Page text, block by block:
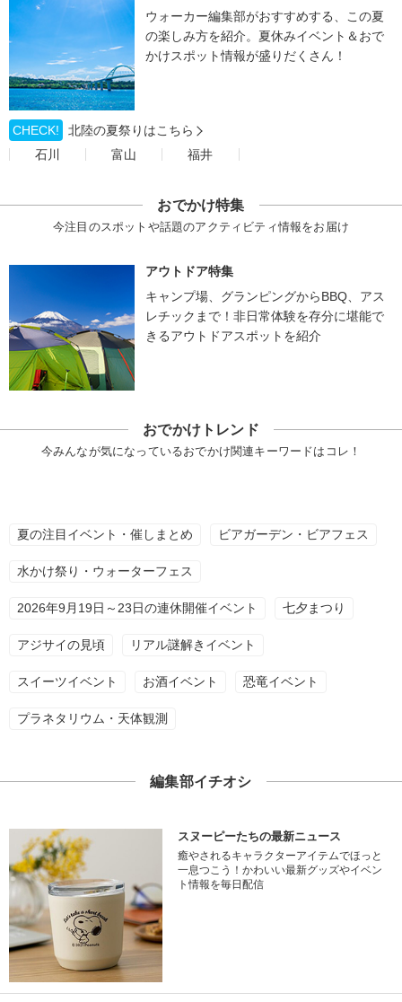
ウォーカー編集部がおすすめする、この夏
の楽しみ方を紹介。夏休みイベント＆おで
かけスポット情報が盛りだくさん！
CHECK!
北陸の夏祭りはこちら
石川
富山 福井
おでかけ特集
今注目のスポットや話題のアクティビティ情報をお届け
アウトドア特集
キャンプ場、グランピングからBBQ、アス
レチックまで！非日常体験を存分に堪能で
きるアウトドアスポットを紹介
おでかけトレンド
今みんなが気になっているおでかけ関連キーワードはコレ！
夏の注目イベント・催しまとめ ビアガーデン・ビアフェス
水かけ祭り・ウォーターフェス
2026年9月19日～23日の連休開催イベント 七夕まつり
アジサイの見頃 リアル謎解きイベント
スイーツイベント お酒イベント 恐竜イベント
プラネタリウム・天体観測
編集部イチオシ
スヌーピーたちの最新ニュース
癒やされるキャラクターアイテムでほっと
一息つこう！かわいい最新グッズやイベン
ト情報を毎日配信